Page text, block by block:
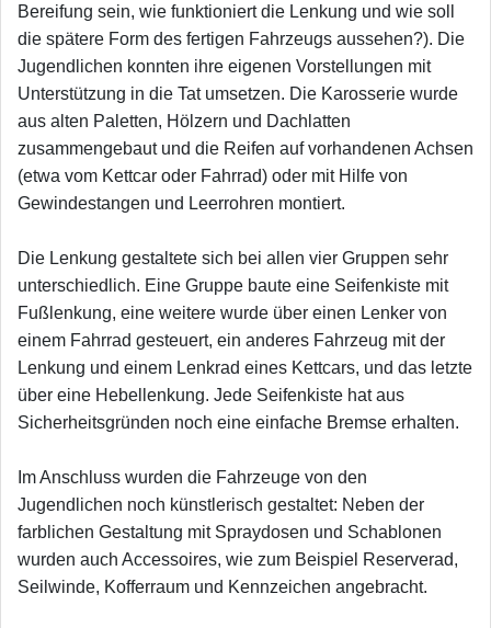
Bereifung sein, wie funktioniert die Lenkung und wie soll
die spätere Form des fertigen Fahrzeugs aussehen?). Die
Jugendlichen konnten ihre eigenen Vorstellungen mit
Unterstützung in die Tat umsetzen. Die Karosserie wurde
aus alten Paletten, Hölzern und Dachlatten
zusammengebaut und die Reifen auf vorhandenen Achsen
(etwa vom Kettcar oder Fahrrad) oder mit Hilfe von
Gewindestangen und Leerrohren montiert.
Die Lenkung gestaltete sich bei allen vier Gruppen sehr
unterschiedlich. Eine Gruppe baute eine Seifenkiste mit
Fußlenkung, eine weitere wurde über einen Lenker von
einem Fahrrad gesteuert, ein anderes Fahrzeug mit der
Lenkung und einem Lenkrad eines Kettcars, und das letzte
über eine Hebellenkung. Jede Seifenkiste hat aus
Sicherheitsgründen noch eine einfache Bremse erhalten.
Im Anschluss wurden die Fahrzeuge von den
Jugendlichen noch künstlerisch gestaltet: Neben der
farblichen Gestaltung mit Spraydosen und Schablonen
wurden auch Accessoires, wie zum Beispiel Reserverad,
Seilwinde, Kofferraum und Kennzeichen angebracht.